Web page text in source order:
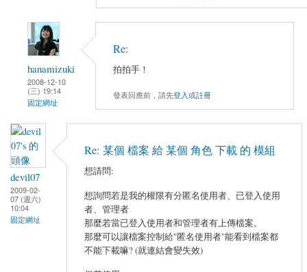
hanamizuki
2008-12-10
(三) 19:14
固定網址
Re:
拍拍手！
發表回應前，請先登入或註冊
devil07
2009-02-
07 (週六)
10:04
固定網址
Re: 某個 檔案 給 某個 角色 下載 的 模組
想請問:
想詢問若是我的權限有分匿名使用者、已登入使用
者、管理者
那麼若當已登入使用者和管理者有上傳檔案。
那麼可以讓檔案控制給"匿名使用者"能看到檔案都
不能下載嘛? (就連結會變失效)